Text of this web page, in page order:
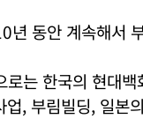
년 동안 계속해서
로는 한국의 현대
업, 부림빌딩, 일본